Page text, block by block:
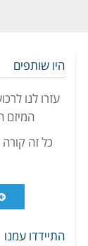
היו שותפים
עזרו לנו
המיזם
כל זה
התיידדו עמנו